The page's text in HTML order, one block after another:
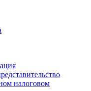
налоговом